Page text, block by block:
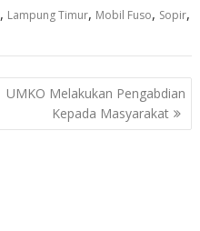
, Lampung Timur, Mobil Fuso, Sopir,
UMKO Melakukan Pengabdian
Kepada Masyarakat